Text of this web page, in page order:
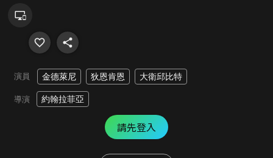
演員 金德萊尼 狄恩肯恩 大衛邱比特
導演 約翰拉菲亞
請先登入